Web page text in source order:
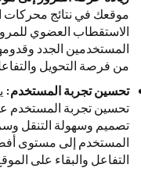
موقعك في نتائج محركات
الاستقطاب العضوي
المستخدمين الجدد
من فرصة التحويل
تحسين تجربة المستخدم:
تحسين تجربة
تصميم وسهولة التنقل
المستخدم إلى مستوى
التفاعل والبقاء على